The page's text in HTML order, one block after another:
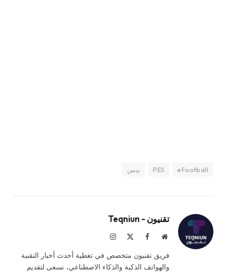
eFootball
PES بيس
تقنيون - Teqniun
موقعفيسبوك الانستغرام
فريق تقنيون متخصص في تغطية أحدث أخبار التقنية
والهواتف الذكية والذكاء الاصطناعي، نسعى لتقديم